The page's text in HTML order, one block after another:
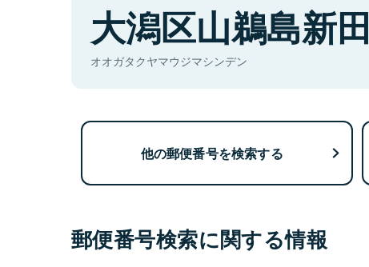
大潟区山鵜島新田
オオガタクヤマウジマシンデン
他の郵便番号を検索する
郵便番号検索に関する情報